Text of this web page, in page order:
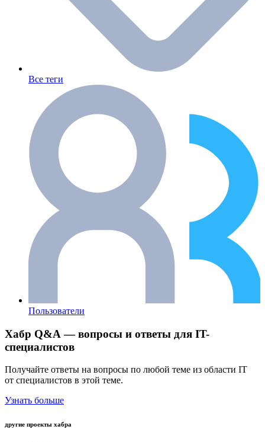
Все теги
Пользователи
Хабр Q&A — вопросы и ответы для IT-
специалистов
Получайте ответы на вопросы по любой теме из области IT
от специалистов в этой теме.
Узнать больше
другие проекты хабра